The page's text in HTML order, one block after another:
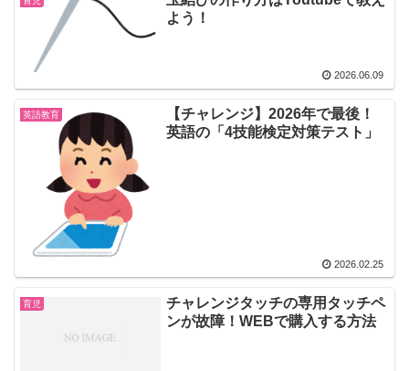
よう！
2026.06.09
英語教育
【チャレンジ】2026年で最後！
英語の「4技能検定対策テスト」
2026.02.25
育児
チャレンジタッチの専用タッチペ
ンが故障！WEBで購入する方法